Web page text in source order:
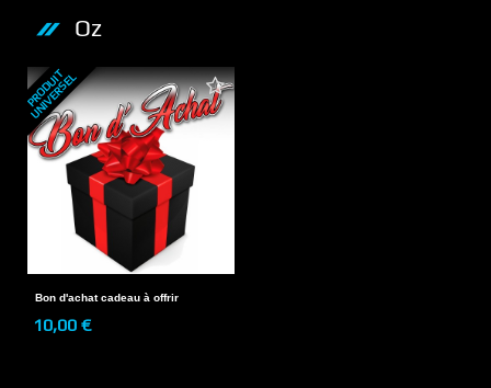
Oz
P
R
O
D
U
I
T
U
N
I
V
E
R
S
E
L
Bon d'achat cadeau à offrir
10,00 €